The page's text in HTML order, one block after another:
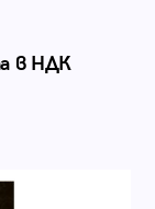
в НДК